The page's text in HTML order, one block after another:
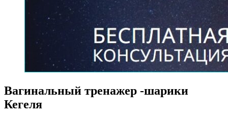
Вагинальный тренажер -шарики
Кегеля